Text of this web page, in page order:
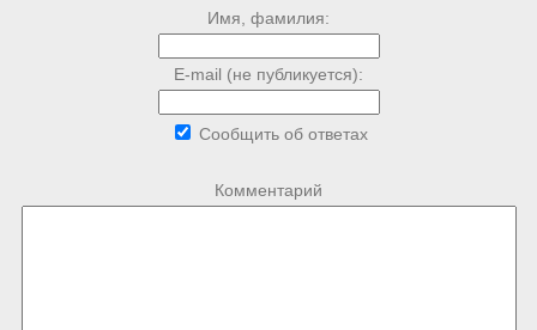
Имя, фамилия:
E-mail (не публикуется):
Сообщить об ответах
Комментарий